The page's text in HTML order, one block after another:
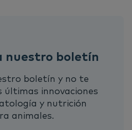
nuestro boletín
boletín y no te
últimas innovaciones
y nutrición
animales.